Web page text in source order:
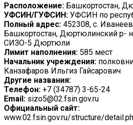
Расположение: Башкортостан,
УФСИН/ГУФСИН: УФСИН по
Полный адрес: 452308, с.
Башкортостан, Дюртюлинский р- н
СИЗО-5 Дюртюли
Лимит наполнения: 585 мест
Начальник учреждения:
Канзафаров Ильгиз Гайсарович
Другие названия:
Телефон: +7 (34787) 3-65-24
Email: sizo5@02.fsin.gov.ru
Официальный сайт:
www.02.fsin.gov.ru/structure/